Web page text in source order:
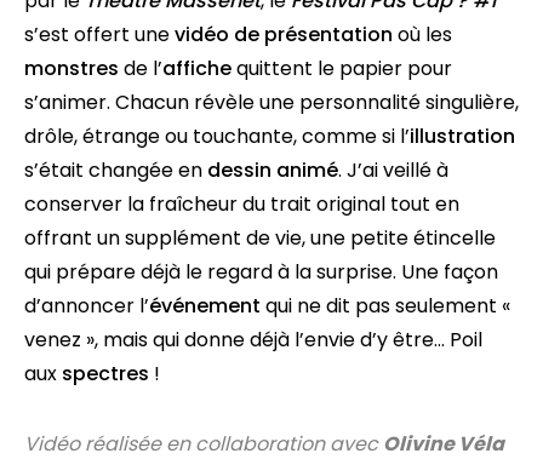
s’est offert unevidéo de présentation où les
monstres de l’affichequittent le papier pour
s’animer. Chacun révèle une personnalité singulière,
drôle, étrange ou touchante, comme si l’illustration
s’était changée en dessin animé. J’ai veillé à
conserver la fraîcheur du trait original tout en
offrant un supplément de vie, une petite étincelle
qui prépare déjà le regard à la surprise. Une façon
d’annoncer l’événement qui ne dit pas seulement «
venez », mais qui donne déjà l’envie d’y être… Poil
aux spectres !
Vidéo réalisée en collaboration avecOlivine Véla